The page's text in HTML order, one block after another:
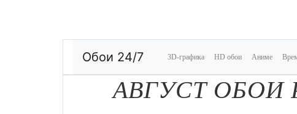
Обои 24/7 3D-графика HD обои Аниме
АВГУСТ ОБОИ